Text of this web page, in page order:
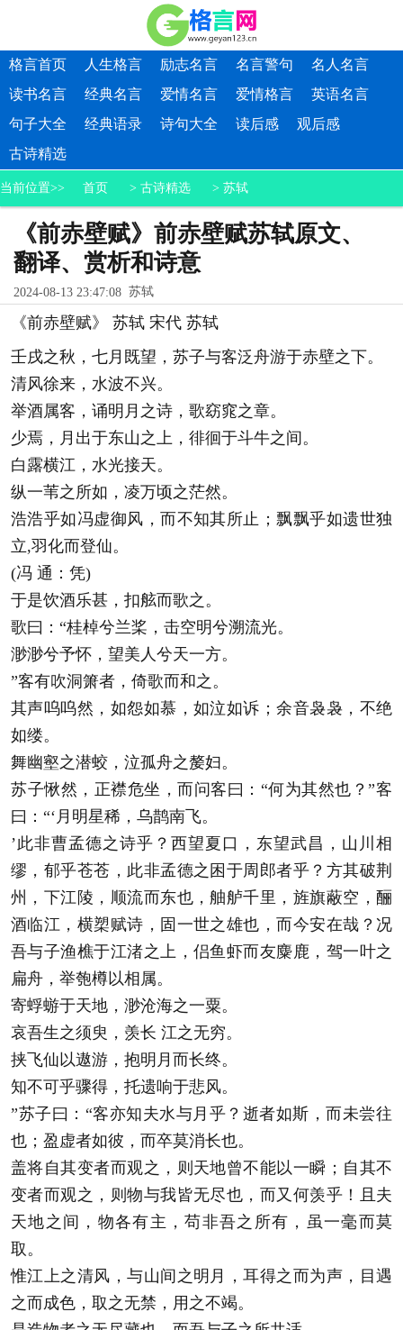
格言首页 人生格言 励志名言 名言警句
名人名言
读书名言
经典名言 爱情名言 爱情格言
英语名言
句子大全
经典语录 诗句大全 读后感
观后感
古诗精选
当前位置>> 首页 > 古诗精选 > 苏轼
《前赤壁赋》前赤壁赋苏轼原文、
翻译、赏析和诗意
2024-08-13 23:47:08 苏轼
《前赤壁赋》 苏轼 宋代 苏轼
壬戌之秋，七月既望，苏子与客泛舟游于赤壁之下。
清风徐来，水波不兴。
举酒属客，诵明月之诗，歌窈窕之章。
少焉，月出于东山之上，徘徊于斗牛之间。
白露横江，水光接天。
纵一苇之所如，凌万顷之茫然。
浩浩乎如冯虚御风，而不知其所止；飘飘乎如遗世独
立,羽化而登仙。
(冯 通：凭)
于是饮酒乐甚，扣舷而歌之。
歌曰：“桂棹兮兰桨，击空明兮溯流光。
渺渺兮予怀，望美人兮天一方。
”客有吹洞箫者，倚歌而和之。
其声呜呜然，如怨如慕，如泣如诉；余音袅袅，不绝
如缕。
舞幽壑之潜蛟，泣孤舟之嫠妇。
苏子愀然，正襟危坐，而问客曰：“何为其然也？”客
曰：“‘月明星稀，乌鹊南飞。
’此非曹孟德之诗乎？西望夏口，东望武昌，山川相
缪，郁乎苍苍，此非孟德之困于周郎者乎？方其破荆
州，下江陵，顺流而东也，舳舻千里，旌旗蔽空，酾
酒临江，横槊赋诗，固一世之雄也，而今安在哉？况
吾与子渔樵于江渚之上，侣鱼虾而友麋鹿，驾一叶之
扁舟，举匏樽以相属。
寄蜉蝣于天地，渺沧海之一粟。
哀吾生之须臾，羡长 江之无穷。
挟飞仙以遨游，抱明月而长终。
知不可乎骤得，托遗响于悲风。
”苏子曰：“客亦知夫水与月乎？逝者如斯，而未尝往
也；盈虚者如彼，而卒莫消长也。
盖将自其变者而观之，则天地曾不能以一瞬；自其不
变者而观之，则物与我皆无尽也，而又何羡乎！且夫
天地之间，物各有主，苟非吾之所有，虽一毫而莫
取。
惟江上之清风，与山间之明月，耳得之而为声，目遇
之而成色，取之无禁，用之不竭。